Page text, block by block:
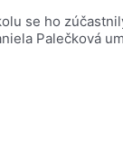
se ho
Palečková